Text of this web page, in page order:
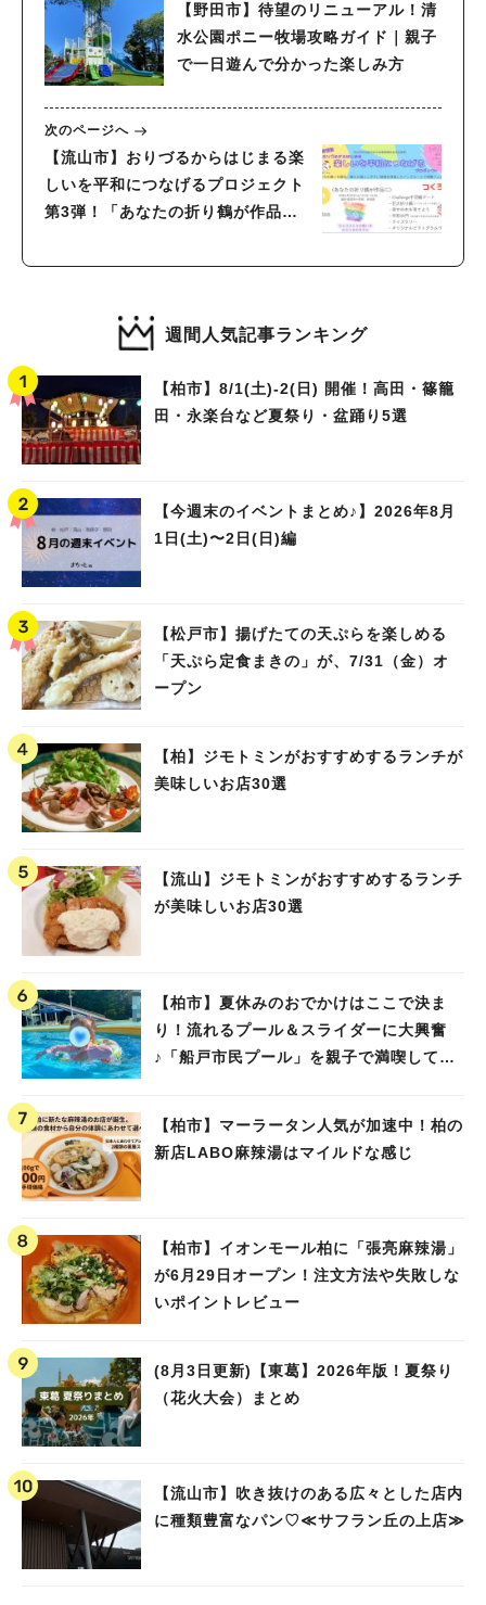
【野田市】待望のリニューアル！清
水公園ポニー牧場攻略ガイド｜親子
で一日遊んで分かった楽しみ方
次のページへ
【流山市】おりづるからはじまる楽
しいを平和につなげるプロジェクト
第3弾！「あなたの折り鶴が作品
週間人気記事ランキング
【柏市】8/1(土)‐2(日) 開催！高田・篠籠
田・永楽台など夏祭り・盆踊り5選
【今週末のイベントまとめ♪】2026年8月
1日(土)〜2日(日)編
【松戸市】揚げたての天ぷらを楽しめる
「天ぷら定食まきの」が、7/31（金）オ
ープン
【柏】ジモトミンがおすすめするランチが
美味しいお店30選
【流山】ジモトミンがおすすめするランチ
が美味しいお店30選
【柏市】夏休みのおでかけはここで決ま
り！流れるプール＆スライダーに大興奮
♪「船戸市民プール」を親子で満喫してき
【柏市】マーラータン人気が加速中！柏の
新店LABO麻辣湯はマイルドな感じ
【柏市】イオンモール柏に「張亮麻辣湯」
が6月29日オープン！注文方法や失敗しな
いポイントレビュー
(8月3日更新)【東葛】2026年版！夏祭り
（花火大会）まとめ
【流山市】吹き抜けのある広々とした店内
に種類豊富なパン♡≪サフラン丘の上店≫